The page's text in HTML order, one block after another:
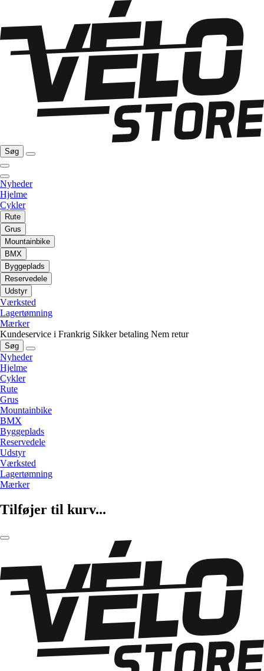
Søg
Nyheder
Hjelme
Cykler
Rute
Grus
Mountainbike
BMX
Byggeplads
Reservedele
Udstyr
Værksted
Lagertømning
Mærker
Kundeservice i Frankrig Sikker betaling Nem retur
Søg
Nyheder
Hjelme
Cykler
Rute
Grus
Mountainbike
BMX
Byggeplads
Reservedele
Udstyr
Værksted
Lagertømning
Mærker
Tilføjer til kurv...